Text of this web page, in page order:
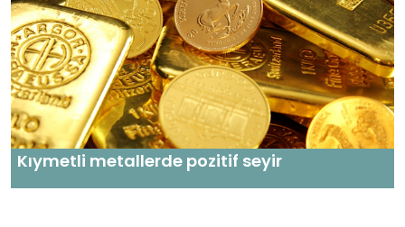
Kıymetli metallerde pozitif seyir